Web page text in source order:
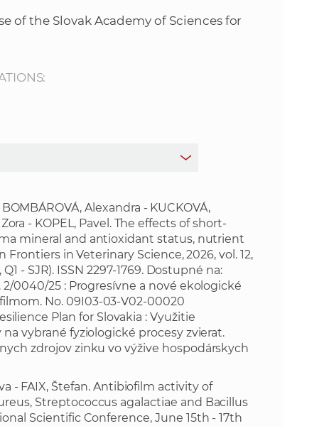
S
b
s
i
t
e
of the Slovak Academy of Sciences for
Alexandra - KUCKOVÁ,
- KOPEL, Pavel. The effects of short-
mineral and antioxidant status, nutrient
in Veterinary Science, 2026, vol. 12,
Q1 - SJR). ISSN 2297-1769. Dostupné na:
2/0040/25 : Progresívne a nové ekologické
No. 09I03-03-V02-00020
Plan for Slovakia : Využitie
vybrané fyziologické procesy zvierat.
zdrojov zinku vo výžive hospodárskych
- FAIX, Štefan. Antibiofilm activity of
Streptococcus agalactiae and Bacillus
Scientific Conference, June 15th - 17th